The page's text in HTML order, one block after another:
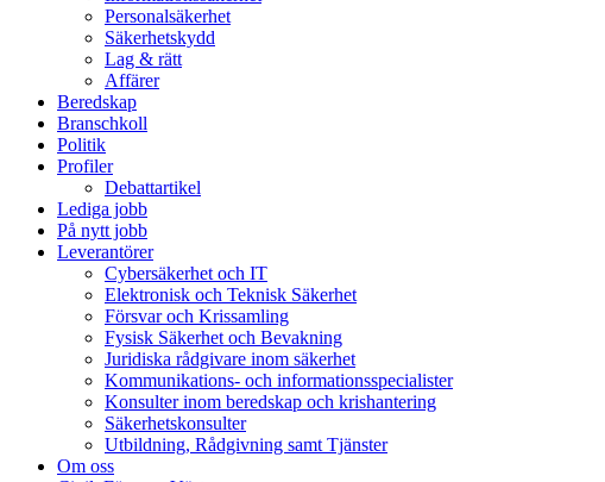
Personalsäkerhet
Säkerhetskydd
Lag & rätt
Affärer
Beredskap
Branschkoll
Politik
Profiler
Debattartikel
Lediga jobb
På nytt jobb
Leverantörer
Cybersäkerhet och IT
Elektronisk och Teknisk Säkerhet
Försvar och Krissamling
Fysisk Säkerhet och Bevakning
Juridiska rådgivare inom säkerhet
Kommunikations- och informationsspecialister
Konsulter inom beredskap och krishantering
Säkerhetskonsulter
Utbildning, Rådgivning samt Tjänster
Om oss